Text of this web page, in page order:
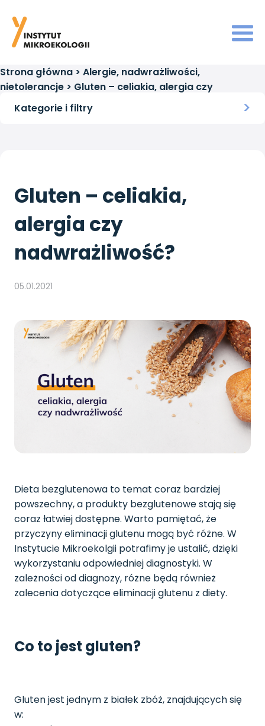
Strona główna > Alergie, nadwrażliwości,
nietolerancje > Gluten – celiakia, alergia czy
nadwrażliwość?
Kategorie i filtry
Gluten – celiakia,
alergia czy
nadwrażliwość?
05.01.2021
Dieta bezglutenowa to temat coraz bardziej
powszechny, a produkty bezglutenowe stają się
coraz łatwiej dostępne. Warto pamiętać, że
przyczyny eliminacji glutenu mogą być różne. W
Instytucie Mikroekolgii potrafimy je ustalić, dzięki
wykorzystaniu odpowiedniej diagnostyki. W
zależności od diagnozy, różne będą również
zalecenia dotyczące eliminacji glutenu z diety.
Co to jest gluten?
Gluten jest jednym z białek zbóż, znajdujących się
w: